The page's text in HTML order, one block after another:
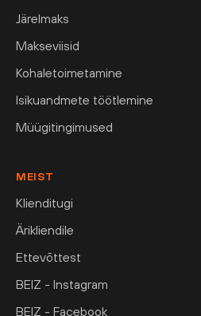
Järelmaks
Makseviisid
Kohaletoimetamine
Isikuandmete töötlemine
Müügitingimused
MEIST
Klienditugi
Ärikliendile
Ettevõttest
BEIZ - Instagram
BEIZ - Facebook